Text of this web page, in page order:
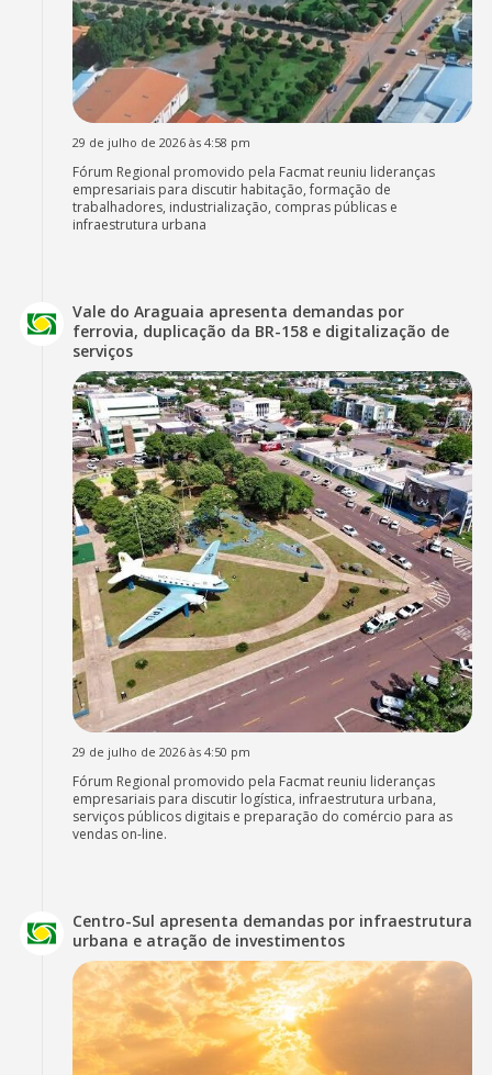
29 de julho de 2026 às 4:58 pm
Fórum Regional promovido pela Facmat reuniu lideranças
empresariais para discutir habitação, formação de
trabalhadores, industrialização, compras públicas e
infraestrutura urbana
Vale do Araguaia apresenta demandas por
ferrovia, duplicação da BR-158 e digitalização de
serviços
29 de julho de 2026 às 4:50 pm
Fórum Regional promovido pela Facmat reuniu lideranças
empresariais para discutir logística, infraestrutura urbana,
serviços públicos digitais e preparação do comércio para as
vendas on-line.
Centro-Sul apresenta demandas por infraestrutura
urbana e atração de investimentos